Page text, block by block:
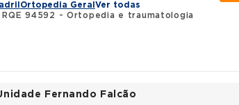
Ortopedia Geral Ver todas
RQE 94592 - Ortopedia e traumatologia
Fernando Falcão